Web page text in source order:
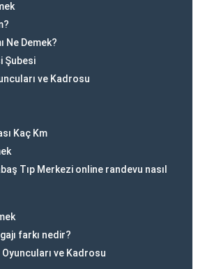
Ne Demek?
Şubesi
ve Kadrosu
Kaç Km
Tıp Merkezi online randevu nasıl
farkı nedir?
ve Kadrosu